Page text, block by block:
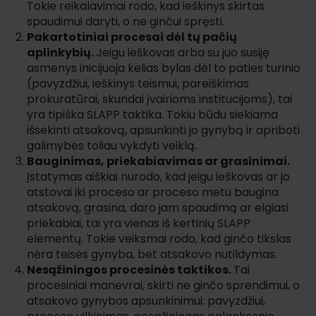
Tokie reikalavimai rodo, kad ieškinys skirtas
spaudimui daryti, o ne ginčui spręsti.
Pakartotiniai procesai dėl tų pačių
aplinkybių.Jeigu ieškovas arba su juo susiję
asmenys inicijuoja kelias bylas dėl to paties turinio
(pavyzdžiui, ieškinys teismui, pareiškimas
prokuratūrai, skundai įvairioms institucijoms), tai
yra tipiška SLAPP taktika. Tokiu būdu siekiama
išsekinti atsakovą, apsunkinti jo gynybą ir apriboti
galimybes toliau vykdyti veiklą.
Bauginimas, priekabiavimas ar grasinimai.
Įstatymas aiškiai nurodo, kad jeigu ieškovas ar jo
atstovai iki proceso ar proceso metu baugina
atsakovą, grasina, daro jam spaudimą ar elgiasi
priekabiai, tai yra vienas iš kertinių SLAPP
elementų. Tokie veiksmai rodo, kad ginčo tikslas
nėra teisės gynyba, bet atsakovo nutildymas.
Nesąžiningos procesinės taktikos.Tai
procesiniai manevrai, skirti ne ginčo sprendimui, o
atsakovo gynybos apsunkinimui: pavyzdžiui,